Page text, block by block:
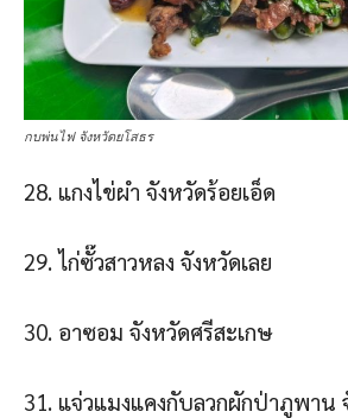
กบพ่นไฟ จังหวัดยโสธร
28. แกงไข่ผํา จังหวัดร้อยเอ็ด
29. ไก่ซั๊วสาวหลง จังหวัดเลย
30. อาซอม จังหวัดศรีสะเกษ
31. แจ่วแมงแคงกับลวกผักป่าภูพาน